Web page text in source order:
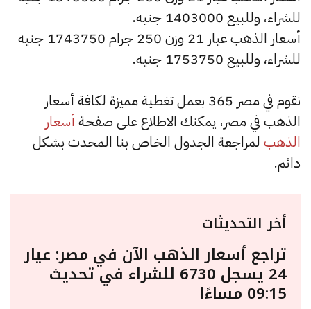
للشراء، وللبيع 1403000 جنيه.
أسعار الذهب عيار 21 وزن 250 جرام 1743750 جنيه
للشراء، وللبيع 1753750 جنيه.
نقوم في مصر 365 بعمل تغطية مميزة لكافة أسعار
الذهب في مصر، يمكنك الاطلاع على صفحة أسعار
الذهب لمراجعة الجدول الخاص بنا المحدث بشكل
دائم.
أخر التحديثات
تراجع أسعار الذهب الآن في مصر: عيار
24 يسجل 6730 للشراء في تحديث
09:15 مساءًا